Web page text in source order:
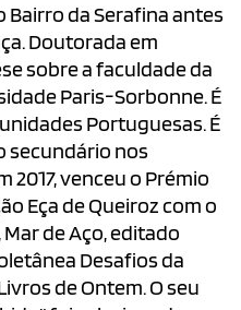
Bairro da Serafina antes
Doutorada em
sobre a faculdade da
Paris-Sorbonne. É
Portuguesas. É
secundário nos
2017, venceu o Prémio
Eça de Queiroz com o
de Aço, editado
Desafios da
de Ontem. O seu